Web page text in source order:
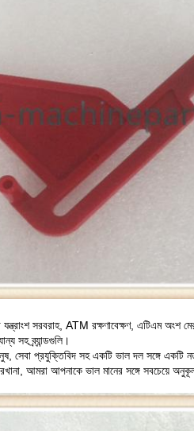
সরবরাহ, ATM রক্ষণাবেক্ষণ, এটিএম অংশ
ব্র্যান্ডগুলি।
সেবা প্রযুক্তিবিদ সহ একটি ভাল দল সঙ্গে একটি
আমরা আপনাকে ভাল মানের সঙ্গে সবচেয়ে